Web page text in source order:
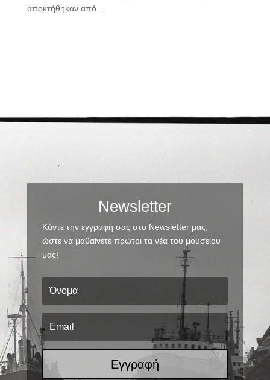
αποκτήθηκαν από...
Newsletter
Κάντε την εγγραφή σας στο Newsletter μας,
ώστε να μαθαίνετε πρώτοι τα νέα του μουσείου
μας!
Εγγραφή